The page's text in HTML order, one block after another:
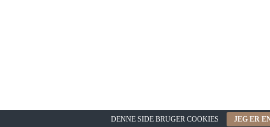
DENNE SIDE BRUGER COOKIES JEG ER